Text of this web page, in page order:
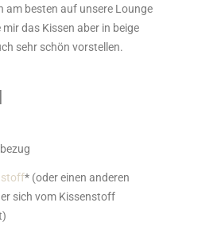
am besten auf unsere Lounge
das Kissen aber in beige
sehr schön vorstellen.
* (oder einen anderen
sich vom Kissenstoff